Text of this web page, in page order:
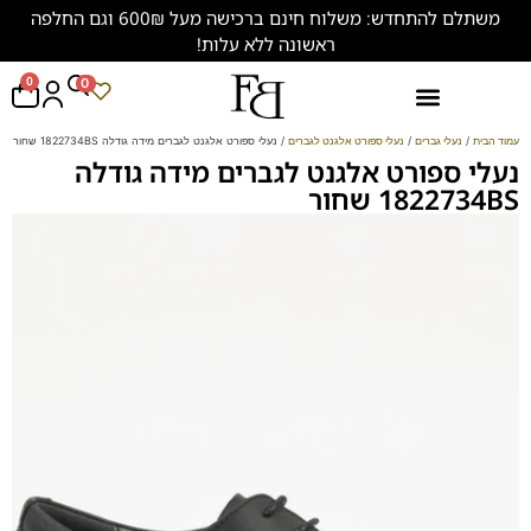
משתלם להתחדש: משלוח חינם ברכישה מעל 600₪ וגם החלפה
ראשונה ללא עלות!
0 0
עמוד הבית / נעלי גברים / נעלי ספורט אלגנט לגברים / נעלי ספורט אלגנט לגברים מידה גודלה 1822734BS שחור
נעלי ספורט אלגנט לגברים מידה גודלה
1822734BS שחור